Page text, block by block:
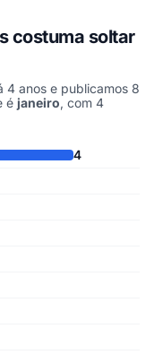
costuma soltar
4 anos e publicamos 8
é janeiro, com 4
por mês, somando
4